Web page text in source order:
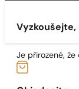
Vyzkoušejte,
Je přirozené,